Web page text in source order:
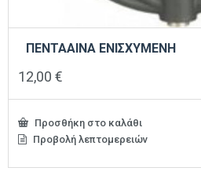
ΠΕΝΤΑΑΙΝΑ ΕΝΙΣΧΥΜΕΝΗ
12,00 €
Προσθήκη στο καλάθι
Προβολή λεπτομερειών